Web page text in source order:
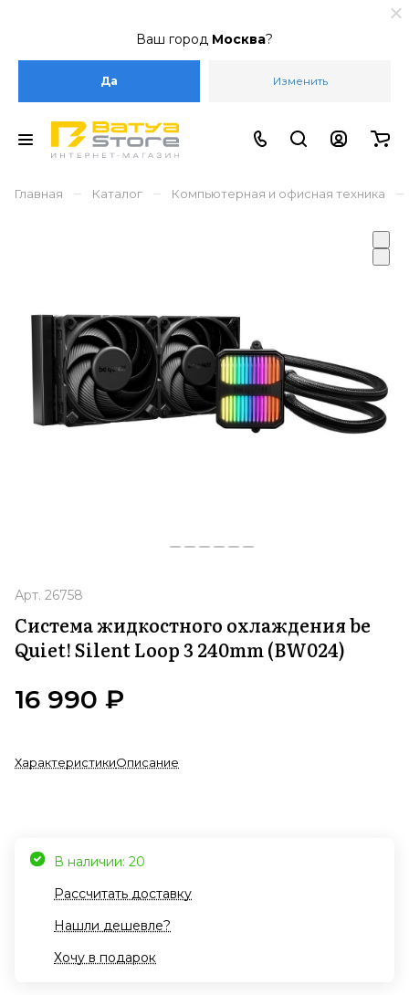
Ваш город Москва?
Да Изменить
Главная – Каталог – Компьютерная и офисная техника –
Арт. 26758
Система жидкостного охлаждения be
Quiet! Silent Loop 3 240mm (BW024)
16 990 ₽
ХарактеристикиОписание
В наличии: 20
Рассчитать доставку
Нашли дешевле?
Хочу в подарок